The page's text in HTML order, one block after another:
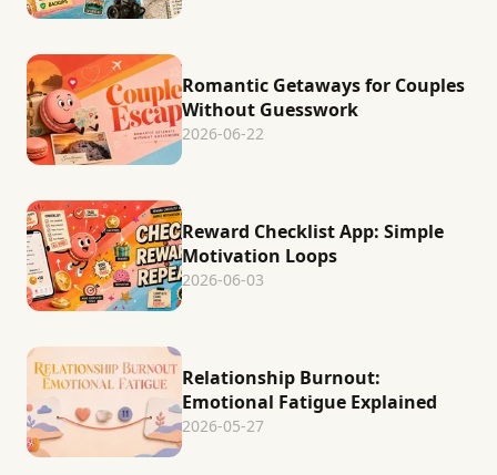
Romantic Getaways for Couples
Without Guesswork
2026-06-22
Reward Checklist App: Simple
Motivation Loops
2026-06-03
Relationship Burnout:
Emotional Fatigue Explained
2026-05-27